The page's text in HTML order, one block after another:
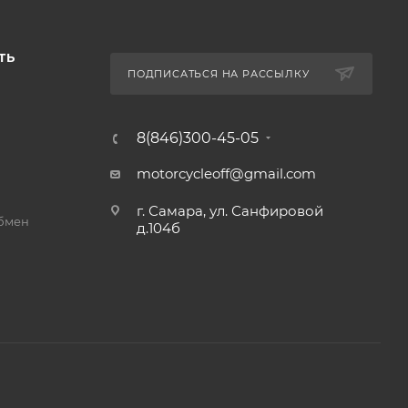
ПОДПИСАТЬСЯ НА РАССЫЛКУ
8(846)300-45-05
motorcycleoff@gmail.com
г. Самара, ул. Санфировой
д.104б